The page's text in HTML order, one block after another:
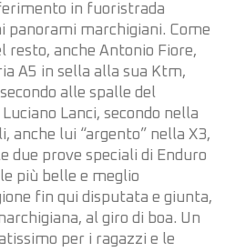
in fuoristrada
panorami marchigiani. Come
resto, anche Antonio Fiore,
A5 in sella alla sua Ktm,
alle spalle del
Lanci, secondo nella
anche lui “argento” nella X3,
due prove speciali di Enduro
più belle e meglio
fin qui disputata e giunta,
al giro di boa. Un
per i ragazzi e le